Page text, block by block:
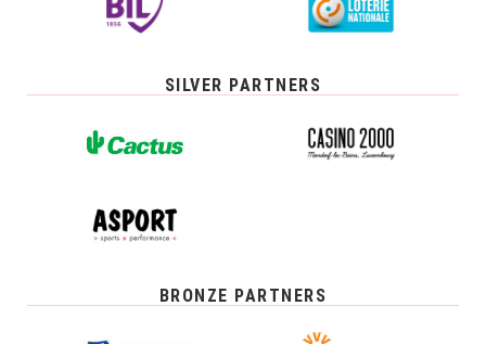
SILVER PARTNERS
BRONZE PARTNERS